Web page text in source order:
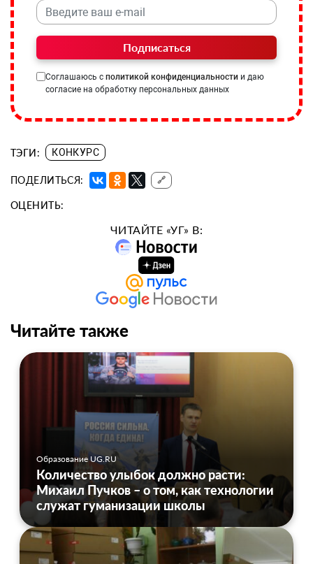
Подписаться
Соглашаюсь с политикой конфиденциальности и даю
согласие на обработку персональных данных
ТЭГИ: КОНКУРС
ПОДЕЛИТЬСЯ: 🔗
ОЦЕНИТЬ:
ЧИТАЙТЕ «УГ» В:
Читайте также
Образование UG.RU
Количество улыбок должно расти:
Михаил Пучков – о том, как технологии
служат гуманизации школы